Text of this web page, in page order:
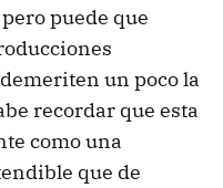
puede que
un poco la
recordar que esta
como una
que de